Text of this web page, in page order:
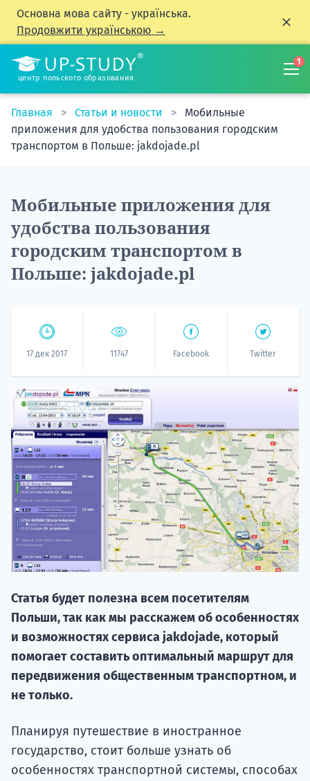
Основна мова сайту - українська.
Продовжити українською →
центр польского образования
1
Главная Статьи и новости
Мобильные
приложения для удобства пользования городским
транспортом в Польше: jakdojade.pl
Мобильные приложения для
удобства пользования
городским транспортом в
Польше: jakdojade.pl
17 дек 2017 11747 Facebook Twitter
Статья будет полезна всем посетителям
Польши, так как мы расскажем об особенностях
и возможностях сервиса jakdojade, который
помогает составить оптимальный маршрут для
передвижения общественным транспортном, и
не только.
Планируя путешествие в иностранное
государство, стоит больше узнать об
особенностях транспортной системы, способах
20.09
НАБОР